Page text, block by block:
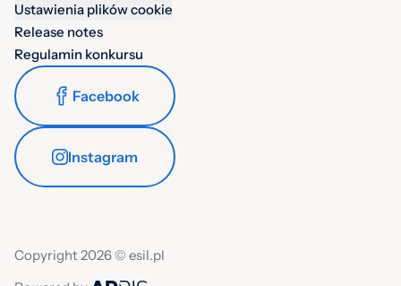
Ustawienia plików cookie
Release notes
Regulamin konkursu
Facebook
Instagram
Copyright 2026 © esil.pl